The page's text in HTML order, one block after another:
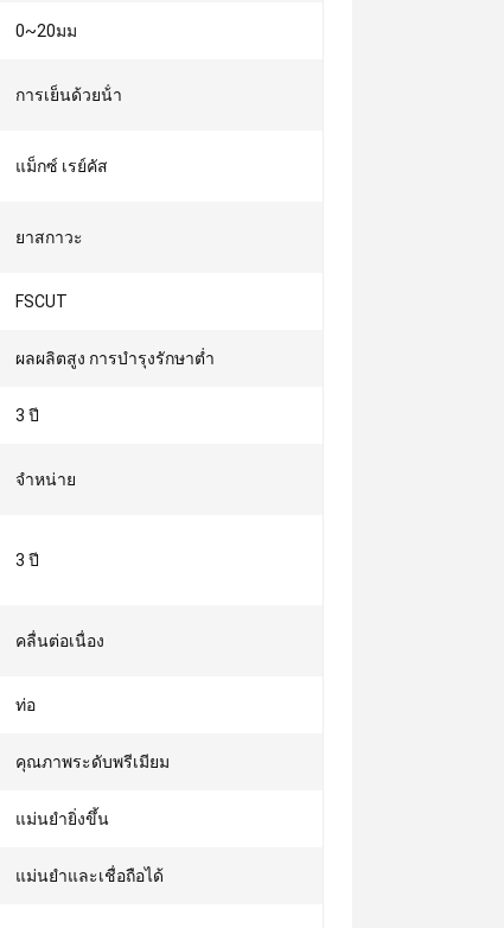
0~20มม
การเย็นด้วยน้ํา
แม็กซ์ เรย์คัส
ยาสกาวะ
FSCUT
ผลผลิตสูง การบำรุงรักษาต่ำ
3 ปี
จําหน่าย
3 ปี
คลื่นต่อเนื่อง
ท่อ
คุณภาพระดับพรีเมียม
แม่นยำยิ่งขึ้น
แม่นยำและเชื่อถือได้